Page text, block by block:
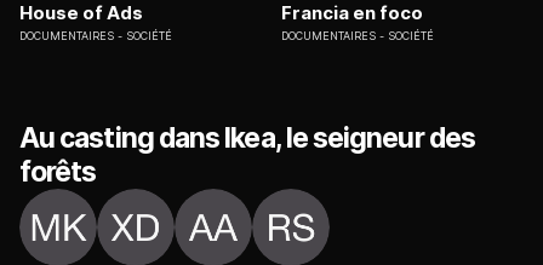
House of Ads
DOCUMENTAIRES SOCIÉTÉ
Francia en foco
DOCUMENTAIRES SOCIÉTÉ
Au casting dans Ikea, le seigneur des
forêts